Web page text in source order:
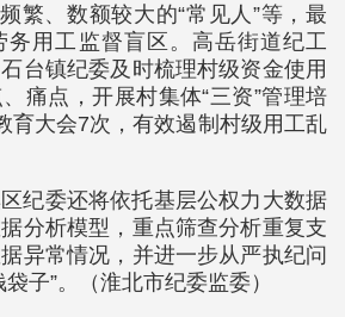
繁、数额较大的“常见人”等，最
务用工监督盲区。高岳街道纪工
台镇纪委及时梳理村级资金使用
痛点，开展村集体“三资”管理培
育大会7次，有效遏制村级用工乱
纪委还将依托基层公权力大数据
分析模型，重点筛查分析重复支
异常情况，并进一步从严执纪问
子”。（淮北市纪委监委）